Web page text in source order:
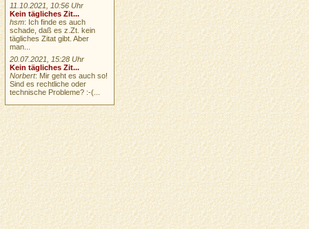
11.10.2021, 10:56 Uhr
Kein tägliches Zit...
hsm: Ich finde es auch
schade, daß es z.Zt. kein
tägliches Zitat gibt. Aber
man...
20.07.2021, 15:28 Uhr
Kein tägliches Zit...
Norbert: Mir geht es auch so!
Sind es rechtliche oder
technische Probleme? :-(...